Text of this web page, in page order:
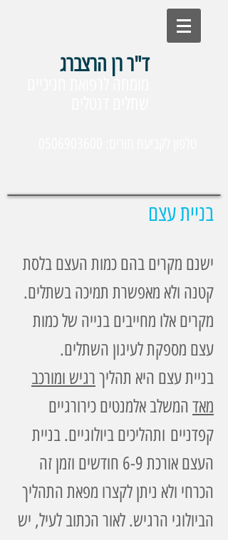
ד"ר רן הרצברג
בניית עצם
ישנם מקרים בהם כמות העצם בלסת
קטנה ולא מאפשרת תמיכה בשתלים.
מקרים אלו מחייבים בנייה של כמות
עצם מספקת לעיגון השתלים.
בניית עצם היא תהליך רגיש ומורכב
מאד המשלב אלמנטים כירורגיים
קפדניים ותהליכים ביולוגיים. בניית
העצם אורכת 6-9 חודשים וזמן זה
הכרחי ולא ניתן לקצרו מפאת התהליך
הביולוגי הרגיש. לאור הכתוב לעיל, יש